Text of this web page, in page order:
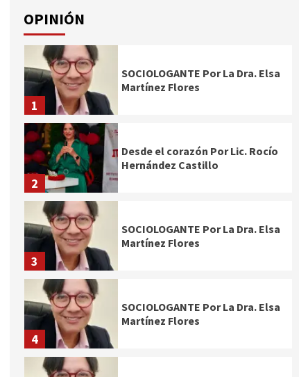
OPINIÓN
1
SOCIOLOGANTE Por La Dra. Elsa
Martínez Flores
2
Desde el corazón Por Lic. Rocío
Hernández Castillo
3
SOCIOLOGANTE Por La Dra. Elsa
Martínez Flores
4
SOCIOLOGANTE Por La Dra. Elsa
Martínez Flores